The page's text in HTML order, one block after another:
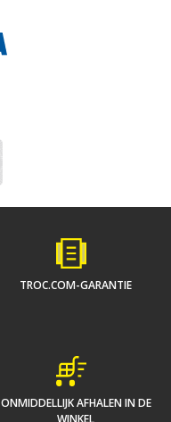
TROC.COM-GARANTIE
ONMIDDELLIJK AFHALEN IN DE